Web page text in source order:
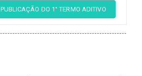
PUBLICAÇÃO DO 1° TERMO ADITIVO